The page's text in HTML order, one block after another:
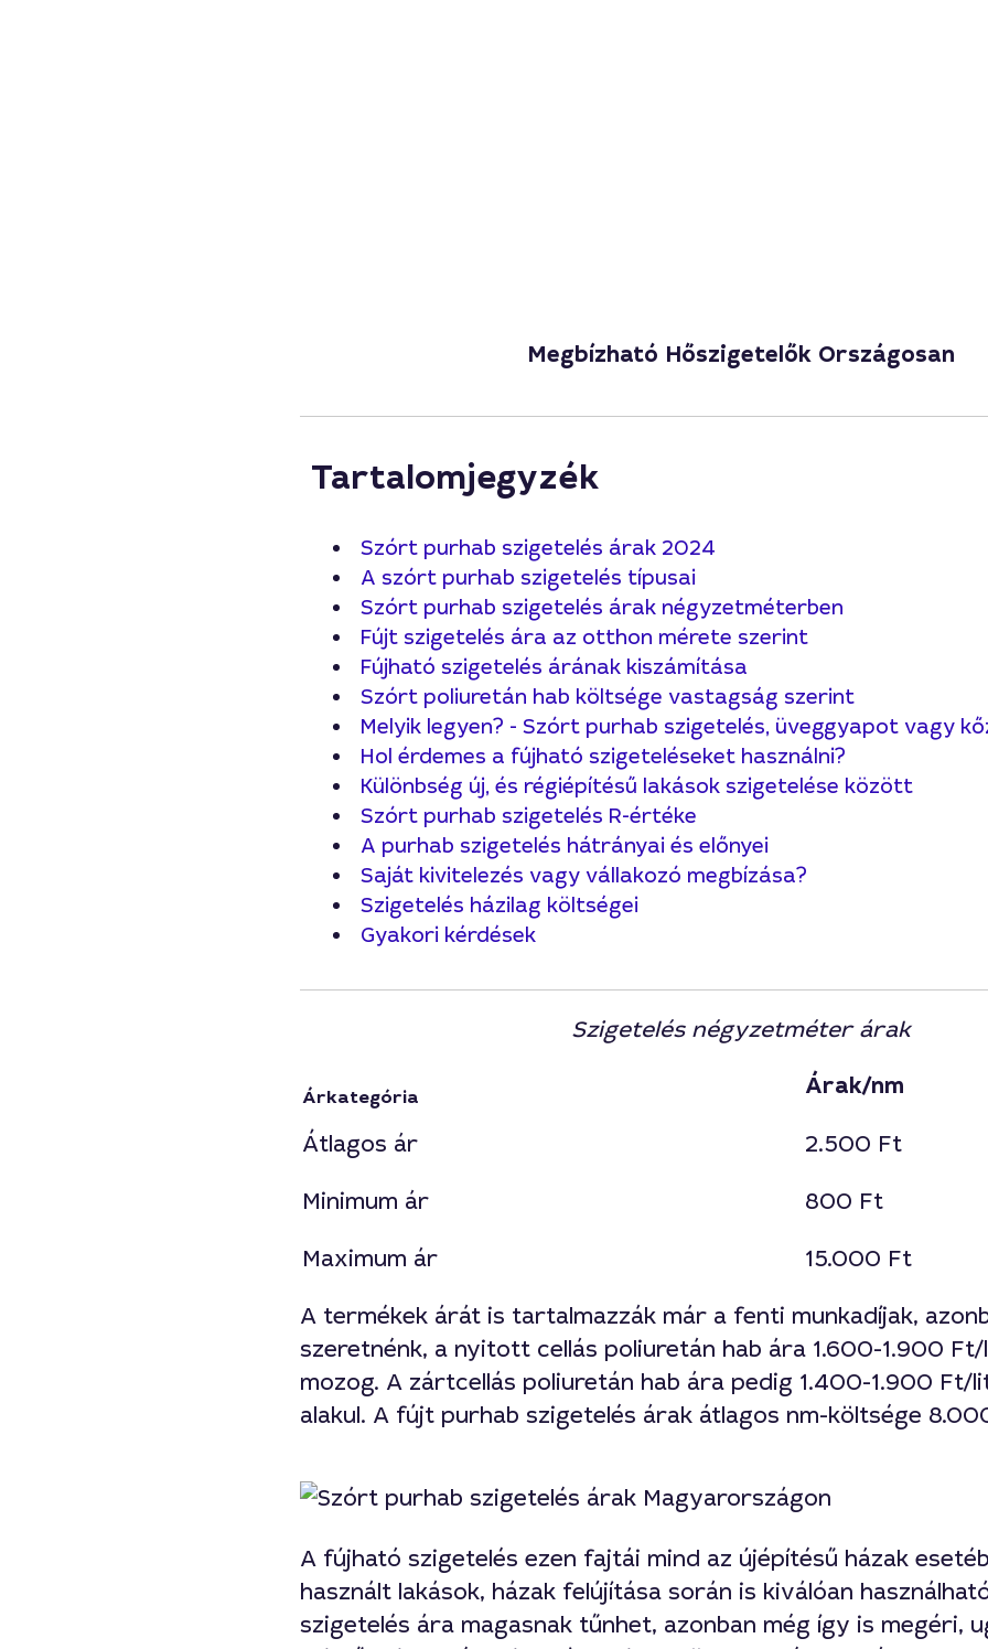
Megbízható Hőszigetelők Országosan
Tartalomjegyzék
Szórt purhab szigetelés árak 2024
A szórt purhab szigetelés típusai
Szórt purhab szigetelés árak négyzetméterben
Fújt szigetelés ára az otthon mérete szerint
Fújható szigetelés árának kiszámítása
Szórt poliuretán hab költsége vastagság szerint
Melyik legyen? - Szórt purhab szigetelés, üveggyapot vagy
Hol érdemes a fújható szigeteléseket használni?
Különbség új, és régiépítésű lakások szigetelése között
Szórt purhab szigetelés R-értéke
A purhab szigetelés hátrányai és előnyei
Saját kivitelezés vagy vállakozó megbízása?
Szigetelés házilag költségei
Gyakori kérdések
Szigetelés négyzetméter árak
Árkategória Árak/nm
Átlagos ár
2.500 Ft
Minimum ár
800 Ft
Maximum ár
15.000 Ft
A termékek árát is tartalmazzák már a fenti munkadíjak,
szeretnénk, a nyitott cellás poliuretán hab ára 1.600-1.900
mozog. A zártcellás poliuretán hab ára pedig 1.400-1.900
alakul. A fújt purhab szigetelés árak átlagos nm-költsége
A fújható szigetelés ezen fajtái mind az újépítésű házak
használt lakások, házak felújítása során is kiválóan
szigetelés ára magasnak tűnhet, azonban még így is megéri,